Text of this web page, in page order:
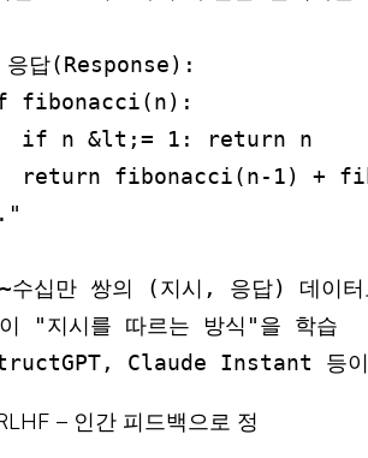
응답(Response):
fibonacci(n):
if n &lt;= 1: return n
return fibonacci(n-1) +
수십만 쌍의 (지시, 응답) 데이터
"지시를 따르는 방식"을 학습
– 인간 피드백으로 정